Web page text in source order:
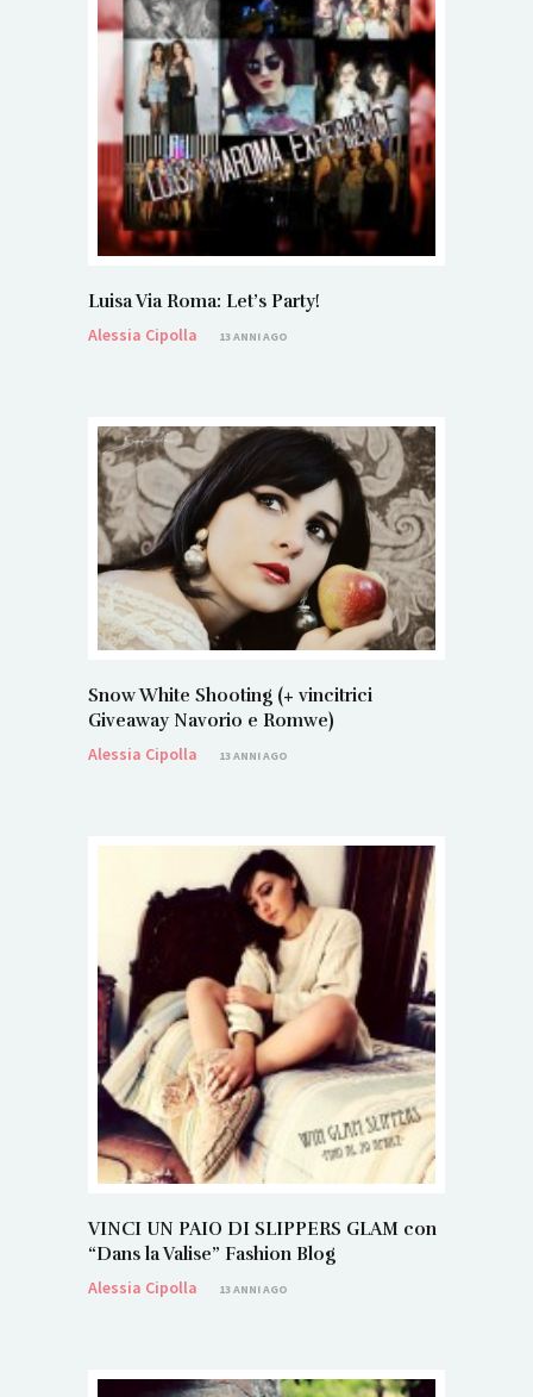
Luisa Via Roma: Let’s Party!
Alessia Cipolla
13 ANNI AGO
Snow White Shooting (+ vincitrici
Giveaway Navorio e Romwe)
Alessia Cipolla
13 ANNI AGO
VINCI UN PAIO DI SLIPPERS GLAM con
“Dans la Valise” Fashion Blog
Alessia Cipolla
13 ANNI AGO